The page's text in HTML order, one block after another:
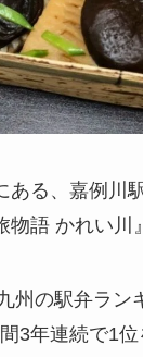
ある、嘉例川
語 かれい川
州の駅弁ラン
3年連続で1